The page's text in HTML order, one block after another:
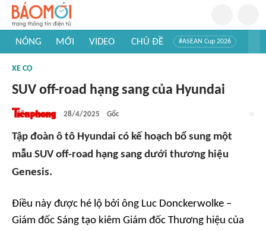
NÓNG MỚI VIDEO CHỦ ĐỀ #ASEAN Cup 2026
#Khám phá thế giới
XE CỘ
SUV off-road hạng sang của Hyundai
28/4/2025 Gốc
Tập đoàn ô tô Hyundai có kế hoạch bổ sung một
mẫu SUV off-road hạng sang dưới thương hiệu
Genesis.
Điều này được hé lộ bởi ông Luc Donckerwolke –
Giám đốc Sáng tạo kiêm Giám đốc Thương hiệu của